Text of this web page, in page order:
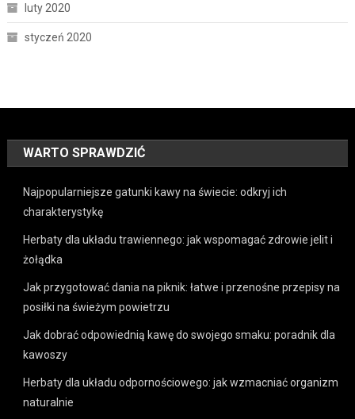
luty 2020
styczeń 2020
WARTO SPRAWDZIĆ
Najpopularniejsze gatunki kawy na świecie: odkryj ich
charakterystykę
Herbaty dla układu trawiennego: jak wspomagać zdrowie jelit i
żołądka
Jak przygotować dania na piknik: łatwe i przenośne przepisy na
posiłki na świeżym powietrzu
Jak dobrać odpowiednią kawę do swojego smaku: poradnik dla
kawoszy
Herbaty dla układu odpornościowego: jak wzmacniać organizm
naturalnie